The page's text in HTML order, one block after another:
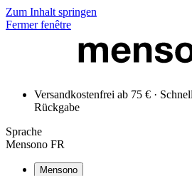
Zum Inhalt springen
Fermer fenêtre
Versandkostenfrei ab 75 € ·
Rückgabe
Sprache
Mensono FR
Mensono